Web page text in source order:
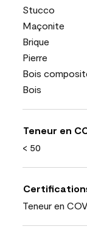
Stucco
Maçonite
Brique
Pierre
Bois
Bois
Teneur en
< 50
Teneur en